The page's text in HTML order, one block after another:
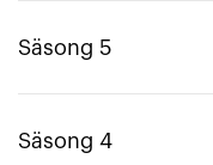
Säsong 5
Säsong 4